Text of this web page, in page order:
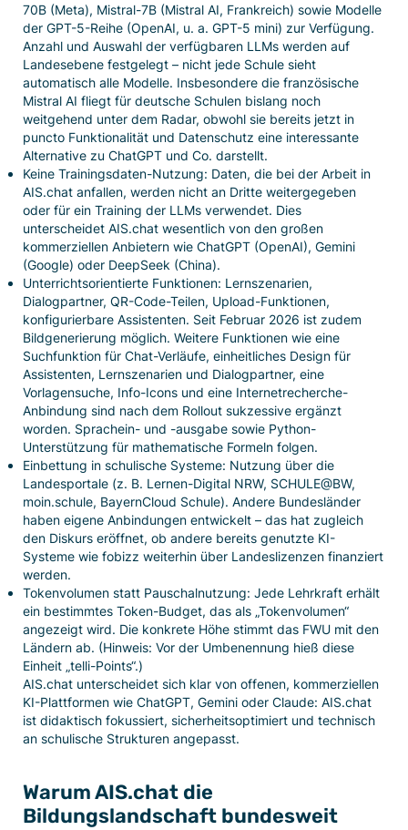
70B (Meta), Mistral-7B (Mistral AI, Frankreich) sowie Modelle
der GPT-5-Reihe (OpenAI, u. a. GPT-5 mini) zur Verfügung.
Anzahl und Auswahl der verfügbaren LLMs werden auf
Landesebene festgelegt – nicht jede Schule sieht
automatisch alle Modelle. Insbesondere die französische
Mistral AI fliegt für deutsche Schulen bislang noch
weitgehend unter dem Radar, obwohl sie bereits jetzt in
puncto Funktionalität und Datenschutz eine interessante
Alternative zu ChatGPT und Co. darstellt.
Keine Trainingsdaten-Nutzung: Daten, die bei der Arbeit in
AIS.chat anfallen, werden nicht an Dritte weitergegeben
oder für ein Training der LLMs verwendet. Dies
unterscheidet AIS.chat wesentlich von den großen
kommerziellen Anbietern wie ChatGPT (OpenAI), Gemini
(Google) oder DeepSeek (China).
Unterrichtsorientierte Funktionen: Lernszenarien,
Dialogpartner, QR-Code-Teilen, Upload-Funktionen,
konfigurierbare Assistenten. Seit Februar 2026 ist zudem
Bildgenerierung möglich. Weitere Funktionen wie eine
Suchfunktion für Chat-Verläufe, einheitliches Design für
Assistenten, Lernszenarien und Dialogpartner, eine
Vorlagensuche, Info-Icons und eine Internetrecherche-
Anbindung sind nach dem Rollout sukzessive ergänzt
worden. Sprachein- und -ausgabe sowie Python-
Unterstützung für mathematische Formeln folgen.
Einbettung in schulische Systeme: Nutzung über die
Landesportale (z. B. Lernen-Digital NRW, SCHULE@BW,
moin.schule, BayernCloud Schule). Andere Bundesländer
haben eigene Anbindungen entwickelt – das hat zugleich
den Diskurs eröffnet, ob andere bereits genutzte KI-
Systeme wie fobizz weiterhin über Landeslizenzen finanziert
werden.
Tokenvolumen statt Pauschalnutzung: Jede Lehrkraft erhält
ein bestimmtes Token-Budget, das als „Tokenvolumen“
angezeigt wird. Die konkrete Höhe stimmt das FWU mit den
Ländern ab. (Hinweis: Vor der Umbenennung hieß diese
Einheit „telli-Points“.)
AIS.chat unterscheidet sich klar von offenen, kommerziellen
KI-Plattformen wie ChatGPT, Gemini oder Claude: AIS.chat
ist didaktisch fokussiert, sicherheitsoptimiert und technisch
an schulische Strukturen angepasst.
Warum AIS.chat die
Bildungslandschaft bundesweit